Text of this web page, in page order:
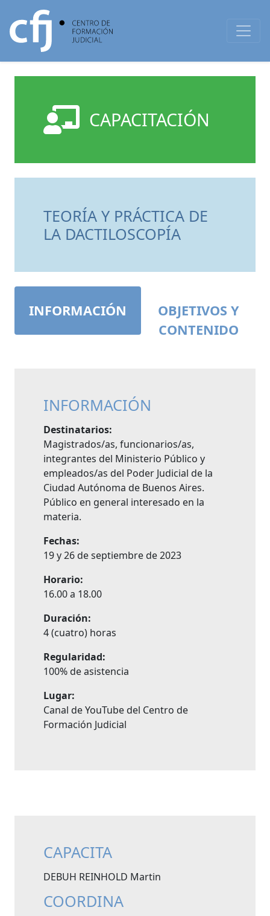
CAPACITACIÓN
TEORÍA Y PRÁCTICA DE
LA DACTILOSCOPÍA
INFORMACIÓN
OBJETIVOS Y
CONTENIDO
INFORMACIÓN
Destinatarios:
Magistrados/as, funcionarios/as,
integrantes del Ministerio Público y
empleados/as del Poder Judicial de la
Ciudad Autónoma de Buenos Aires.
Público en general interesado en la
materia.
Fechas:
19 y 26 de septiembre de 2023
Horario:
16.00 a 18.00
Duración:
4 (cuatro) horas
Regularidad:
100% de asistencia
Lugar:
Canal de YouTube del Centro de
Formación Judicial
CAPACITA
DEBUH REINHOLD Martin
COORDINA